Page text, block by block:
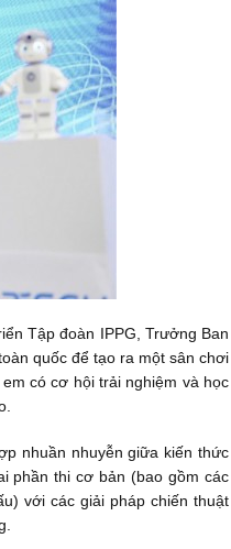
Tập đoàn IPPG, Trưởng Ban
quốc để tạo ra một sân chơi
có cơ hội trải nghiệm và học
nhuần nhuyễn giữa kiến thức
phần thi cơ bản (bao gồm các
với các giải pháp chiến thuật